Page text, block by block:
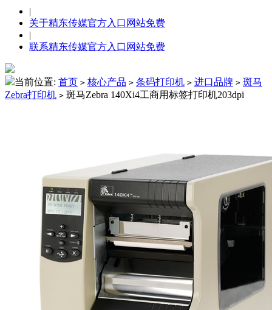
|
关于精东传媒官方入口网站免费
|
联系精东传媒官方入口网站免费
当前位置: 首页 > 核心产品 > 条码打印机 > 进口品牌 > 斑马
Zebra打印机 > 斑马Zebra 140Xi4工商用标签打印机203dpi